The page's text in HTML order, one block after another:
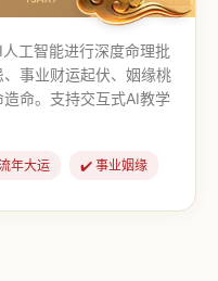
工智能进行深度命理批
事业财运起伏、姻缘桃
命。支持交互式AI教学
年大运 ✔️ 事业姻缘